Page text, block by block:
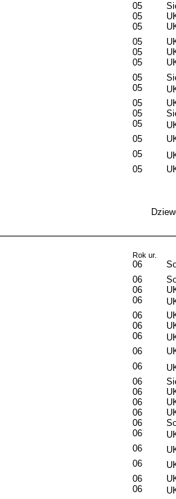
05
05
05
05
05
05
05
05
05
05
05
05
05
05
Rok ur.
06
06
06
06
06
06
06
06
06
06
06
06
06
06
06
06
06
06
06